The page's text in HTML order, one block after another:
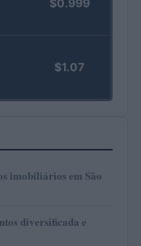
$0.999
$1.07
imobiliários em São
diversificada e